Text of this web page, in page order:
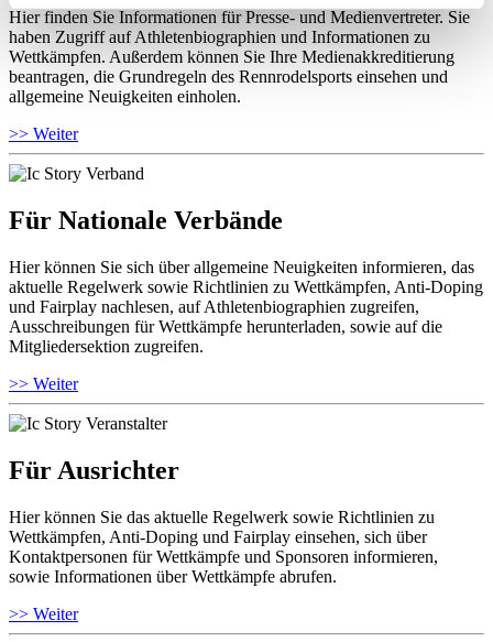
Hier finden Sie Informationen für Presse- und Medienvertreter. Sie
haben Zugriff auf Athletenbiographien und Informationen zu
Wettkämpfen. Außerdem können Sie Ihre Medienakkreditierung
beantragen, die Grundregeln des Rennrodelsports einsehen und
allgemeine Neuigkeiten einholen.
>> Weiter
Für Nationale Verbände
Hier können Sie sich über allgemeine Neuigkeiten informieren, das
aktuelle Regelwerk sowie Richtlinien zu Wettkämpfen, Anti-Doping
und Fairplay nachlesen, auf Athletenbiographien zugreifen,
Ausschreibungen für Wettkämpfe herunterladen, sowie auf die
Mitgliedersektion zugreifen.
>> Weiter
Für Ausrichter
Hier können Sie das aktuelle Regelwerk sowie Richtlinien zu
Wettkämpfen, Anti-Doping und Fairplay einsehen, sich über
Kontaktpersonen für Wettkämpfe und Sponsoren informieren,
sowie Informationen über Wettkämpfe abrufen.
>> Weiter